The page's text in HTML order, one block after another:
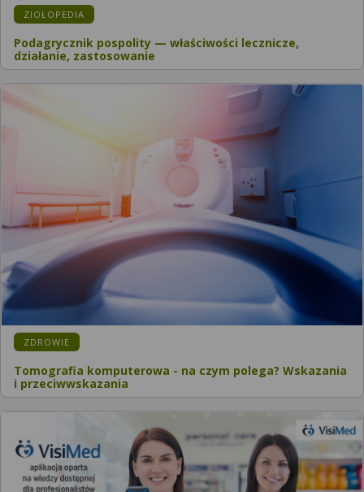
ZIOŁOPEDIA
Podagrycznik pospolity — właściwości lecznicze,
działanie, zastosowanie
ZDROWIE
Tomografia komputerowa - na czym polega? Wskazania
i przeciwwskazania